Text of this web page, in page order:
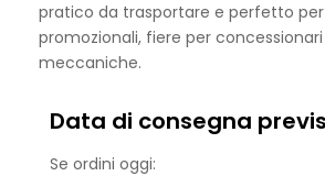
pratico da trasportare e perfetto
promozionali, fiere per
meccaniche.
Data di consegna
Se ordini oggi: